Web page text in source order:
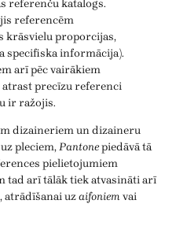
referenču katalogs.
referencēm
krāsvielu proporcijas,
specifiska informācija).
arī pēc vairākiem
atrast precīzu referenci
ir ražojis.
dizaineriem un dizaineru
pleciem,Pantonepiedāvā tā
pielietojumiem
tad arī tālāk tiek atvasināti arī
atrādīšanai uzaifoniemvai